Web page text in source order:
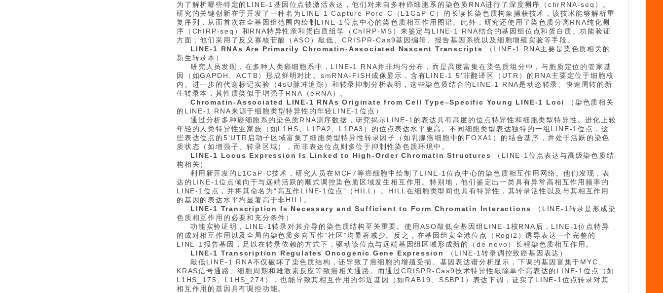
为了解析哪些特定的LINE-1基因位点被激活表达，他们对来自多种癌细胞系的染色质RNA进行了深度测序（chrRNA-seq）。
研究的关键创新在于开发了一种名为LINE-1 Capture Pore-C（L1CaP-C）的长读长染色质构象捕获技术，该技术能够解析重
复序列，从而首次在全基因组范围内绘制LINE-1位点中心的染色质相互作用图谱。此外，研究还使用了染色质分离RNA纯化测
序（ChIRP-seq）和RNA特异性亲和蛋白质组学（ChIRP-MS）来鉴定与LINE-1 RNA结合的基因组位点和蛋白质。功能验证
方面，他们采用了反义寡核苷酸（ASO）敲低、CRISPR-Cas9基因编辑、报告基因系统以及细胞增殖实验等手段。
LINE-1 RNAs Are Primarily Chromatin-Associated Nascent Transcripts
（LINE-1 RNA主要是染色质相关的
新生转录本）
研究人员发现，在多种人类癌细胞系中，LINE-1 RNA并非均匀分布，而是高度富集在染色质组分中，与胞质定位的管家基
因（如GAPDH、ACTB）形成鲜明对比。smRNA-FISH成像显示，含有LINE-1 5'非翻译区（UTR）的RNA主要定位于细胞核
内。进一步的代谢标记实验（4sU脉冲追踪）和转录抑制分析表明，这些染色质结合的LINE-1 RNA是动态转录、快速周转的新
生转录本，其性质类似于增强子RNA（eRNA）。
Chromatin-Associated LINE-1 RNAs Originate from Cell Type–Specific Young LINE-1 Loci
（染色质相关
的LINE-1 RNA来源于细胞类型特异性的年轻LINE-1位点）
通过分析多种癌细胞系的染色质RNA测序数据，研究揭示LINE-1的表达具有高度的位点特异性和细胞类型特异性。进化上较
年轻的人类特异性亚家族（如L1HS、L1PA2、L1PA3）的位点表达水平更高。不同细胞类型表达独特的一组LINE-1位点，这
些表达位点的5'UTR启动子区域富集了细胞类型特异性转录因子（如乳腺癌细胞中的FOXA1）的结合基序，并处于活跃的染色
质状态（如增强子、转录区域），而非表达位点则多位于抑制性染色质环境中。
LINE-1 Locus Expression Is Linked to High-Order Chromatin Structures
（LINE-1位点表达与高级染色质结
构相关）
利用新开发的L1CaP-C技术，研究人员在MCF7等癌细胞中绘制了LINE-1位点中心的染色质相互作用网络。他们发现，表
达的LINE-1位点倾向于与远端活跃的顺式调控染色质区域发生相互作用。特别地，他们鉴定出一类具有异常高相互作用频率的
LINE-1位点，并将其命名为“高互作LINE-1位点”（HILL）。HILL在细胞类型间也具有特异性，其转录活性以及与其相互作用
的基因的表达水平均显著高于非HILL。
LINE-1 Transcription Is Necessary and Sufficient to Form Chromatin Interactions
（LINE-1转录是形成染
色质相互作用的必要和充分条件）
功能实验证明，LINE-1转录对其介导的染色质结构至关重要。使用ASO敲低全基因组LINE-1核RNA后，LINE-1位点特异
的成对相互作用以及全局的染色质多向互作“社区”均显著减少。反之，在基因组安全港位点（Rogi2）诱导表达一个完整的
LINE-1报告基因，足以在转录依赖的方式下，驱动该位点与远端基因组区域形成新的（de novo）长程染色质相互作用。
LINE-1 Transcription Regulates Oncogenic Gene Expression
（LINE-1转录调控致癌基因表达）
敲低LINE-1 RNA不仅破坏了染色质结构，还导致了癌细胞的增殖受损。基因表达谱分析显示，下调的基因富集于MYC、
KRAS信号通路、细胞周期和雌激素反应等致癌相关通路。而通过CRISPR-Cas9技术特异性敲除单个高表达的LINE-1位点（如
L1HS_175、L1HS_274），也能导致其相互作用的邻近基因（如RAB19、SSBP1）表达下调，证实了LINE-1位点转录对其
相互作用的基因具有调控功能。